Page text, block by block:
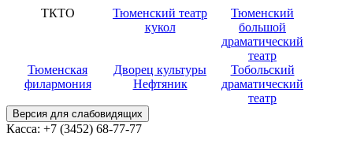
ТКТО
Тюменский театр
кукол
Тюменский
большой
драматический
театр
Тюменская
филармония
Дворец культуры
Нефтяник
Тобольский
драматический
театр
Версия для слабовидящих
Касса: +7 (3452) 68-77-77